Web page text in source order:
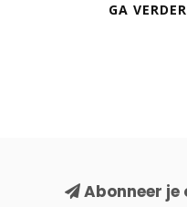
GA
Abonneer je